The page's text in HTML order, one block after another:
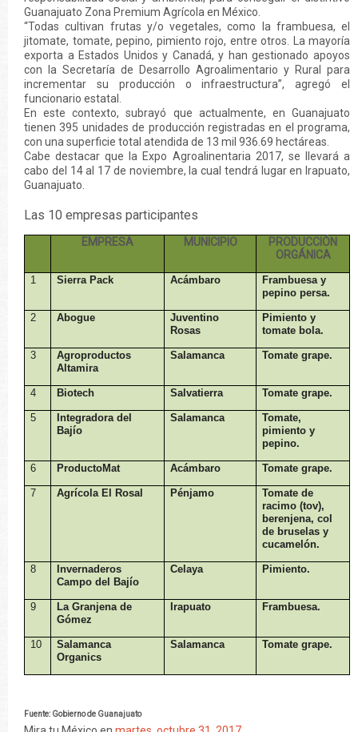
Guanajuato Zona Premium Agrícola en México.
“Todas cultivan frutas y/o vegetales, como la frambuesa, el
jitomate, tomate, pepino, pimiento rojo, entre otros. La mayoría
exporta a Estados Unidos y Canadá, y han gestionado apoyos
con la Secretaría de Desarrollo Agroalimentario y Rural para
incrementar su producción o infraestructura”, agregó el
funcionario estatal.
En este contexto, subrayó que actualmente, en Guanajuato
tienen 395 unidades de producción registradas en el programa,
con una superficie total atendida de 13 mil 936.69 hectáreas.
Cabe destacar que la Expo Agroalinentaria 2017, se llevará a
cabo del 14 al 17 de noviembre, la cual tendrá lugar en Irapuato,
Guanajuato.
Las 10 empresas participantes
EMPRESA MUNICIPIO
PRODUCCIÓN
ORGÁNICA
1 Sierra Pack Acámbaro
Frambuesa y
pepino persa.
2 Abogue
Juventino
Rosas
Pimiento y
tomate bola.
3
Agroproductos
Altamira
Salamanca Tomate grape.
4 Biotech Salvatierra Tomate grape.
5
Integradora del
Bajío
Salamanca
Tomate,
pimiento y
pepino.
6 ProductoMat Acámbaro Tomate grape.
7 Agrícola El Rosal Pénjamo
Tomate de
racimo (tov),
berenjena, col
de bruselas y
cucamelón.
8
Invernaderos
Campo del Bajío
Celaya Pimiento.
9
La Granjena de
Gómez
Irapuato Frambuesa.
10
Salamanca
Organics
Salamanca Tomate grape.
Fuente: Gobierno de Guanajuato